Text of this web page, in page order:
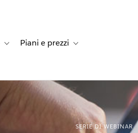
clientifor Soluzioni
Toggle sub-navigation for Risorse
Piani e prezzi Toggle sub-
SERIE DI WEBINAR